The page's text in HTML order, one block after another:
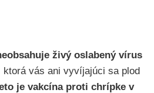
živý oslabený vírus
ktorá vás ani vyvíjajúci sa plod
je vakcína proti chrípke v